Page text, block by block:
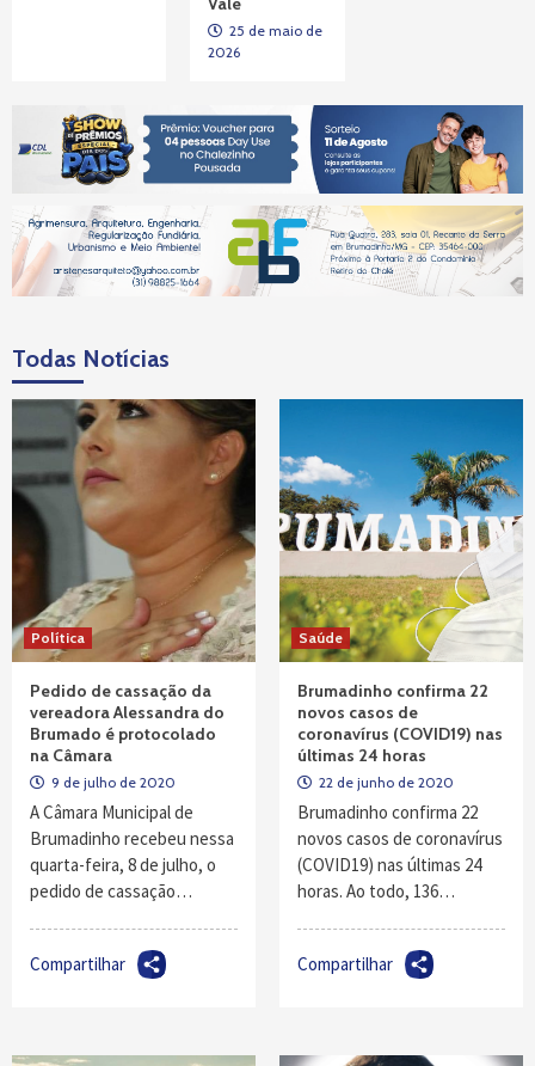
25 de maio de
2026
Todas Notícias
Política
Pedido de cassação da
vereadora Alessandra do
Brumado é protocolado
na Câmara
9 de julho de 2020
A Câmara Municipal de
Brumadinho recebeu nessa
quarta-feira, 8 de julho, o
pedido de cassação…
Compartilhar
Saúde
Brumadinho confirma 22
novos casos de
coronavírus (COVID19) nas
últimas 24 horas
22 de junho de 2020
Brumadinho confirma 22
novos casos de coronavírus
(COVID19) nas últimas 24
horas. Ao todo, 136…
Compartilhar